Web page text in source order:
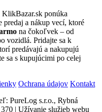
KlikBazar.sk ponúka
predaj a nákup vecí, ktoré
na čokoľvek – od
vozidlá. Pridajte sa k
predávajú a nakupujú
sa s kupujúcimi po celej
Ochrana údajov Kontakt
PureLog s.r.o., Rybná
| Užívanie služieb webu